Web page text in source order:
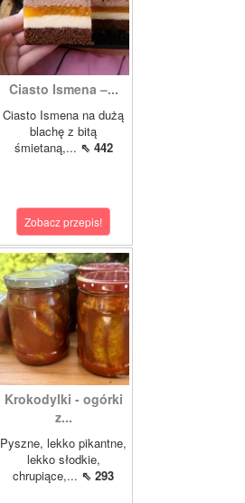
Ciasto Ismena –...
Ciasto Ismena na dużą
blachę z bitą
śmietaną,... ⇖ 442
Zobacz przepis!
Krokodylki - ogórki
z...
Pyszne, lekko pikantne,
lekko słodkie,
chrupiące,... ⇖ 293